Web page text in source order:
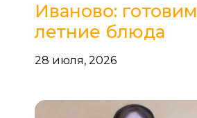
Иваново: готовим
летние блюда
28 июля, 2026